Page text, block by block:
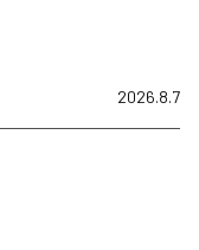
2026.8.7